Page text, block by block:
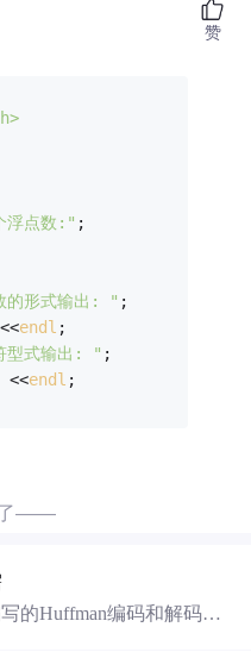
浮点数:" ;
的形式输出: " ;
endl ;
型式输出: " ;
endl ;
赞
——
的Huffman编码和解码程